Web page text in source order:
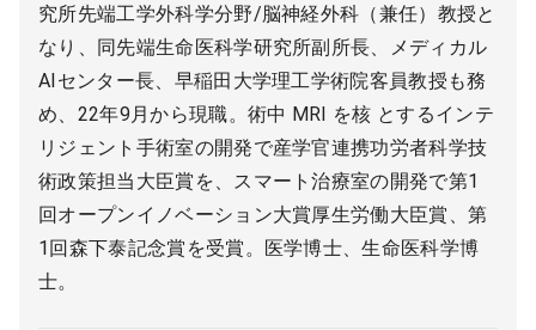
究所先端工学外科学分野/脳神経外科（兼任）教授と
なり、同先端生命医科学研究所副所長、メディカル
AIセンター長、早稲田大学理工学術院客員教授も務
め、22年9月から現職。術中 MRI を核 とするインテ
リジェント手術室の開発で産学官連携功労者科学技
術政策担当大臣賞を、スマート治療室の開発で第1
回オープンイノベーション大賞厚生労働大臣賞、第
1回森下泰記念賞を受賞。医学博士、生命医科学博
士。